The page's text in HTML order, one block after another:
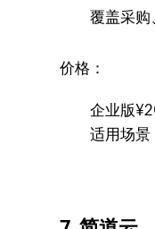
覆盖采购
价格：
企业版
适用场景